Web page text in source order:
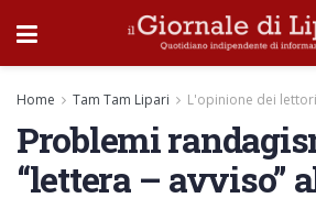
Home Tam Tam Lipari L'opinione dei lettori
Problemi
“lettera – avviso”